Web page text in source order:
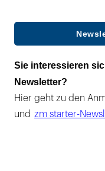
Sie interessieren
Newsletter?
Hier geht zu den
und zm starter-